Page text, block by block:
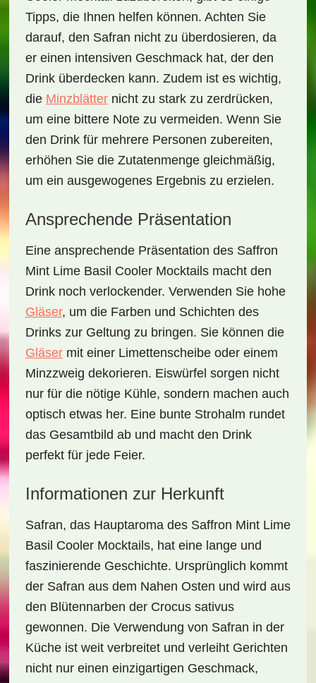
Tipps, die Ihnen helfen können. Achten Sie
darauf, den Safran nicht zu überdosieren, da
er einen intensiven Geschmack hat, der den
Drink überdecken kann. Zudem ist es wichtig,
die Minzblätternicht zu stark zu zerdrücken,
um eine bittere Note zu vermeiden. Wenn Sie
den Drink für mehrere Personen zubereiten,
erhöhen Sie die Zutatenmenge gleichmäßig,
um ein ausgewogenes Ergebnis zu erzielen.
Ansprechende Präsentation
Eine ansprechende Präsentation des Saffron
Mint Lime Basil Cooler Mocktailsmacht den
Drink noch verlockender. Verwenden Sie hohe
Gläser, um die Farben und Schichten des
Drinks zur Geltung zu bringen. Sie können die
Gläsermit einer Limettenscheibe oder einem
Minzzweig dekorieren. Eiswürfel sorgen nicht
nur für die nötige Kühle, sondern machen auch
optisch etwas her. Eine bunte Strohalm rundet
das Gesamtbild ab und macht den Drink
perfekt für jede Feier.
Informationen zur Herkunft
Safran, das Hauptaroma des Saffron Mint Lime
Basil Cooler Mocktails, hat eine lange und
faszinierende Geschichte. Ursprünglich kommt
der Safran aus dem Nahen Osten und wird aus
den Blütennarben der Crocus sativus
gewonnen. Die Verwendung von Safran in der
Küche ist weit verbreitet und verleiht Gerichten
nicht nur einen einzigartigen Geschmack,